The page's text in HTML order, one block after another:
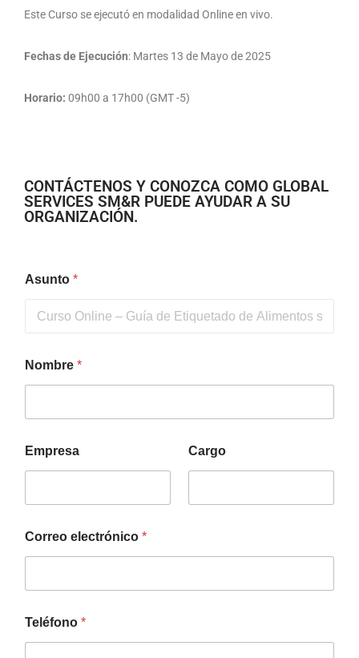
Este Curso se ejecutó en modalidad Online en vivo.
Fechas de Ejecución: Martes 13 de Mayo de 2025
Horario: 09h00 a 17h00 (GMT -5)
CONTÁCTENOS Y CONOZCA COMO GLOBAL
SERVICES SM&R PUEDE AYUDAR A SU
ORGANIZACIÓN.
Asunto *
Nombre *
Empresa Cargo
Correo electrónico *
Teléfono *